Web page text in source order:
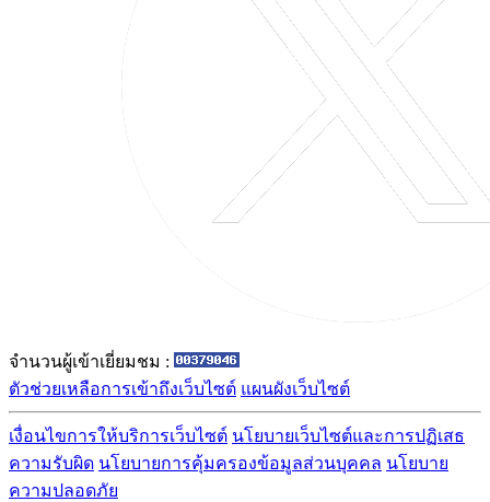
จำนวนผู้เข้าเยี่ยมชม :
ตัวช่วยเหลือการเข้าถึงเว็บไซต์ แผนผังเว็บไซต์
เงื่อนไขการให้บริการเว็บไซต์ นโยบายเว็บไซต์และการปฏิเสธ
ความรับผิด นโยบายการคุ้มครองข้อมูลส่วนบุคคล นโยบาย
ความปลอดภัย